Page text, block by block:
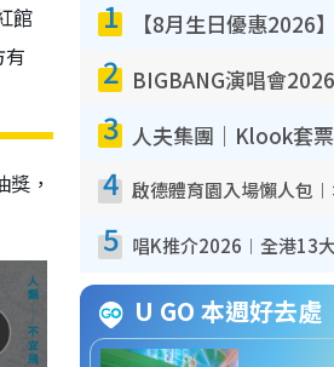
館
，
1
2
3
4
5
U GO 本週好去處